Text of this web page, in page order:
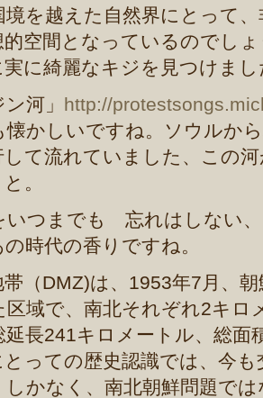
境を越えた自然界にとって
空間となっているのでし
実に綺麗なキジを見つけまし
河」 http://
かしいですね。ソウルか
して流れていました、この
。
いつまでも 忘れはしない
時代の香りですね。
（DMZ)は、1953年7月、
区域で、南北それぞれ2キロ
長241キロメートル、総面
っての歴史認識では、今
しかなく、南北朝鮮問題で